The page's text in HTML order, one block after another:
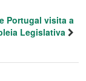
Portugal visita a
Legislativa